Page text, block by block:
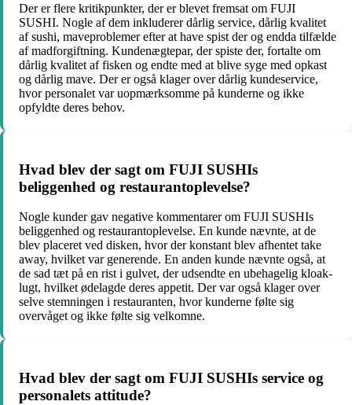
Der er flere kritikpunkter, der er blevet fremsat om FUJI
SUSHI. Nogle af dem inkluderer dårlig service, dårlig kvalitet
af sushi, maveproblemer efter at have spist der og endda tilfælde
af madforgiftning. Kundenægtepar, der spiste der, fortalte om
dårlig kvalitet af fisken og endte med at blive syge med opkast
og dårlig mave. Der er også klager over dårlig kundeservice,
hvor personalet var uopmærksomme på kunderne og ikke
opfyldte deres behov.
Hvad blev der sagt om FUJI SUSHIs
beliggenhed og restaurantoplevelse?
Nogle kunder gav negative kommentarer om FUJI SUSHIs
beliggenhed og restaurantoplevelse. En kunde nævnte, at de
blev placeret ved disken, hvor der konstant blev afhentet take
away, hvilket var generende. En anden kunde nævnte også, at
de sad tæt på en rist i gulvet, der udsendte en ubehagelig kloak-
lugt, hvilket ødelagde deres appetit. Der var også klager over
selve stemningen i restauranten, hvor kunderne følte sig
overvåget og ikke følte sig velkomne.
Hvad blev der sagt om FUJI SUSHIs service og
personalets attitude?